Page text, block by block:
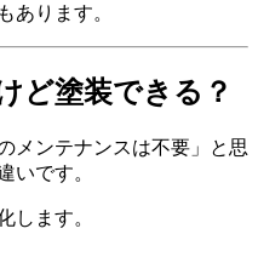
あります。
ど塗装できる？
メンテナンスは不要」と思
いです。
します。